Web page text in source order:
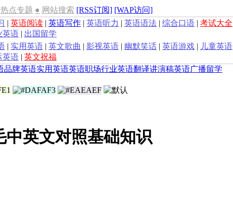
热点专题 ● 网站搜索 [RSS订阅] [WAP访问]
| 英语阅读 | 英语写作 | 英语听力 | 英语语法 | 综合口语 | 考试大全
英语 | 出国留学
| 实用英语 | 英文歌曲 | 影视英语 | 幽默笑话 | 英语游戏 | 儿童英语
英语 | 英文祝福
品牌英语实用英语英语职场行业英语翻译讲演稿英语广播留学
中英文对照基础知识